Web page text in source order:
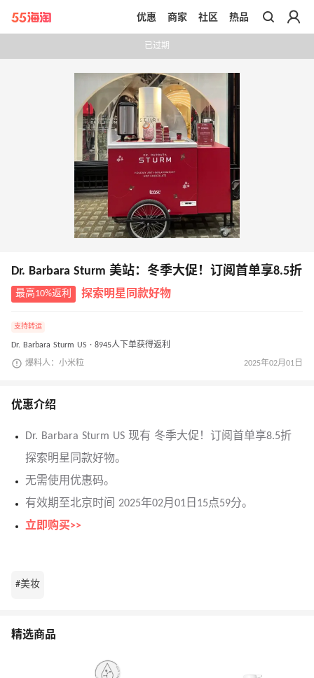
带你去官网买正品
优惠 商家 社区 热品
已过期
Dr. Barbara Sturm 美站：冬季大促！订阅首单享8.5折
最高10%返利 探索明星同款好物
支持转运
Dr. Barbara Sturm US · 8945人下单获得返利
爆料人：小米粒 2025年02月01日
优惠介绍
Dr. Barbara Sturm US 现有 冬季大促！订阅首单享8.5折
探索明星同款好物。
无需使用优惠码。
有效期至北京时间 2025年02月01日15点59分。
立即购买>>
#美妆
精选商品